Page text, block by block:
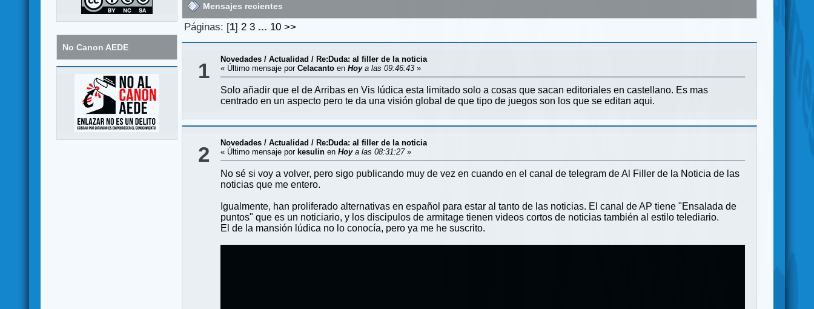
No Canon AEDE
Mensajes recientes
Páginas: [1] 2 3 ... 10 >>
1 Novedades / Actualidad /Re:Duda: al filler de la noticia
« Último mensaje porCelacanto en Hoya las 09:46:43 »
Solo añadir que el de Arribas en Vis lúdica esta limitado solo a cosas que sacan editoriales en castellano. Es mas
centrado en un aspecto pero te da una visión global de que tipo de juegos son los que se editan aqui.
2 Novedades / Actualidad /Re:Duda: al filler de la noticia
« Último mensaje por kesulin en Hoya las 08:31:27»
No sé si voy a volver, pero sigo publicando muy de vez en cuando en el canal de telegram de Al Filler de la Noticia de las
noticias que me entero.
Igualmente, han proliferado alternativas en español para estar al tanto de las noticias. El canal de AP tiene "Ensalada de
puntos" que es un noticiario, y los discipulos de armitage tienen videos cortos de noticias también al estilo telediario.
El de la mansión lúdica no lo conocía, pero ya me he suscrito.